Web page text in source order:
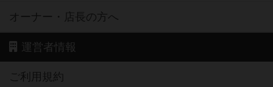
オーナー・店長の方へ
運営者情報
ご利用規約